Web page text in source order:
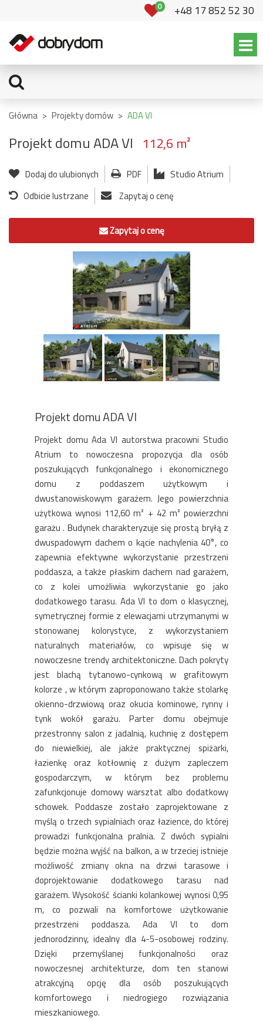
0 +48 17 852 52 30
Główna > Projekty domów > ADA VI
Projekt domu ADA VI 112,6 m²
Dodaj do ulubionych PDF
Studio Atrium
Odbicie lustrzane
Zapytaj o cenę
Zapytaj o cenę
Projekt domu ADA VI
Projekt domu Ada VI autorstwa pracowni Studio
Atrium to nowoczesna propozycja dla osób
poszukujących funkcjonalnego i ekonomicznego
domu z poddaszem użytkowym i
dwustanowiskowym garażem. Jego powierzchnia
użytkowa wynosi 112,60 m² + 42 m² powierzchni
garażu . Budynek charakteryzuje się prostą bryłą z
dwuspadowym dachem o kącie nachylenia 40°, co
zapewnia efektywne wykorzystanie przestrzeni
poddasza, a także płaskim dachem nad garażem,
co z kolei umożliwia wykorzystanie go jako
dodatkowego tarasu. Ada VI to dom o klasycznej,
symetrycznej formie z elewacjami utrzymanymi w
stonowanej kolorystyce, z wykorzystaniem
naturalnych materiałów, co wpisuje się w
nowoczesne trendy architektoniczne. Dach pokryty
jest blachą tytanowo-cynkową w grafitowym
kolorze , w którym zaproponowano także stolarkę
okienno-drzwiową oraz okucia kominowe, rynny i
tynk wokół garażu. Parter domu obejmuje
przestronny salon z jadalnią, kuchnię z dostępem
do niewielkiej, ale jakże praktycznej spiżarki,
łazienkę oraz kotłownię z dużym zapleczem
gospodarczym, w którym bez problemu
zafunkcjonuje domowy warsztat albo dodatkowy
schowek. Poddasze zostało zaprojektowane z
myślą o trzech sypialniach oraz łazience, do której
prowadzi funkcjonalna pralnia. Z dwóch sypialni
będzie można wyjść na balkon, a w trzeciej istnieje
możliwość zmiany okna na drzwi tarasowe i
doprojektowanie dodatkowego tarasu nad
garażem. Wysokość ścianki kolankowej wynosi 0,95
m, co pozwali na komfortowe użytkowanie
przestrzeni poddasza. Ada VI to dom
jednorodzinny, idealny dla 4-5-osobowej rodziny.
Dzięki przemyślanej funkcjonalności oraz
nowoczesnej architekturze, dom ten stanowi
atrakcyjną opcję dla osób poszukujących
komfortowego i niedrogiego rozwiązania
mieszkaniowego.